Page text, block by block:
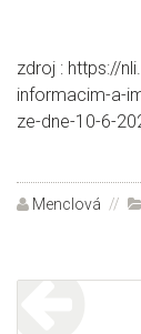
zdroj : https://
informacim-a-
ze-dne-10-6-
Autor:
Menclová